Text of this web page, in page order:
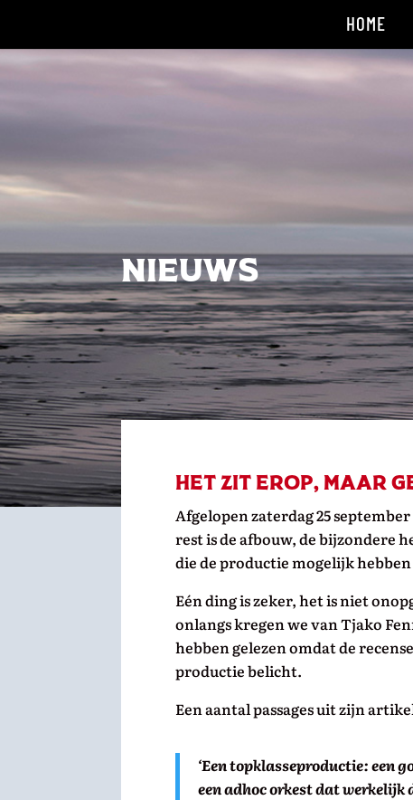
HOME
Nieuws
Het zit erop, maar
Afgelopen zaterdag 25
rest is de afbouw, de bijzondere
die de productie mogelijk
Eén ding is zeker, het is niet
onlangs kregen we van Tjako
hebben gelezen omdat de
productie belicht.
Een aantal passages uit zijn
‘Een topklasseproductie: een
een adhoc orkest dat werkelijk